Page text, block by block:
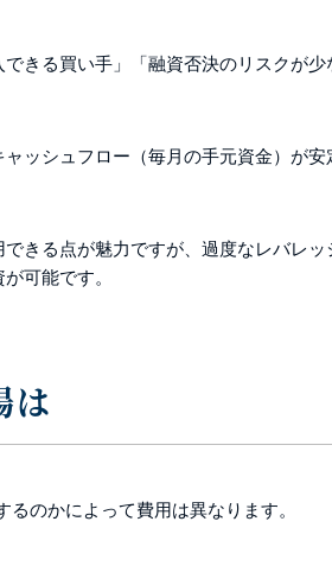
きる買い手」「融資否決のリスクが
ッシュフロー（毎月の手元資金）が
きる点が魅力ですが、過度なレバレッ
可能です。
は
のかによって費用は異なります。